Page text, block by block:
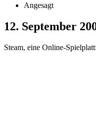
Angesagt
12. September
Steam, eine Online-